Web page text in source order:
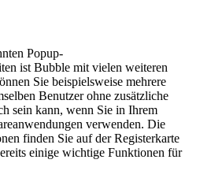
Popup-
ist Bubble mit vielen weiteren
Sie beispielsweise mehrere
Benutzer ohne zusätzliche
sein kann, wenn Sie in Ihrem
verwenden. Die
finden Sie auf der Registerkarte
einige wichtige Funktionen für